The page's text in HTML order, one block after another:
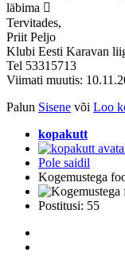
läbima 
Tervitades,
Priit Peljo
Klubi Eesti Karavan
Tel 53315713
Viimati muutis:
Palun Sisene või Loo
kopakutt
Pole saidil
Kogemustega
Postitusi: 55